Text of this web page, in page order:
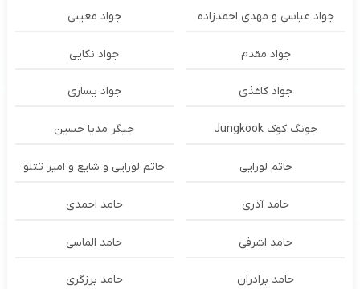
جواد عباسی و مهدی احمدزاده جواد معینی
جواد مقدم جواد نکایی
جواد کاغذی جواد یساری
جونگ کوک Jungkook جیگر مدیا حسین
حاتم لورایی حاتم لورایی و شایع و امیر تتلو
حامد آذری حامد احمدی
حامد اشرفی حامد الماسی
حامد برادران حامد برزگری